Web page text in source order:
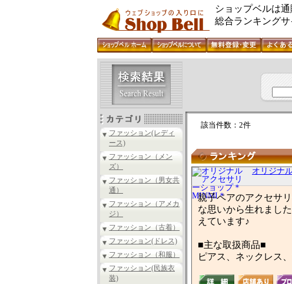
ショップベルは
総合ランキングサ
ファッション(レディ
ース)
ファッション（メン
ズ）
ファッション（男女共
通）
ファッション（アメカ
ジ）
ファッション（古着）
ファッション(ドレス)
ファッション（和服）
ファッション(民族衣
装)
該当件数：2件
オリジナ
親子ペアのアクセサ
な思いから生れまし
えています♪
■主な取扱商品■
ピアス、ネックレス